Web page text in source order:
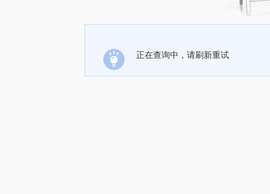
正在查询中，请刷新重试